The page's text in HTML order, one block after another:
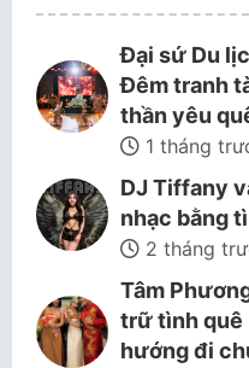
Đại sứ Du
Đêm tranh
thần yêu
1 tháng
DJ Tiffany
nhạc bằng
2 tháng
Tâm
trữ tình quê
hướng đi